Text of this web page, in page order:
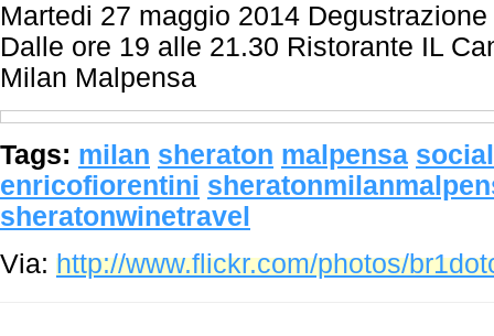
Martedi 27 maggio 2014
Dalle ore 19 alle 21.30 Ristorante IL
Milan Malpensa
Tags: milan sheraton malpensa
enricofiorentini
sheratonwinetravel
Via: http://www.flickr.com/photos/